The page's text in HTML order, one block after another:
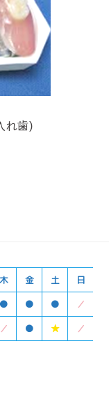
れ歯)
木 金 土
日
● ● ●
／
／ ● ★ ／